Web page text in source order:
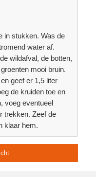
in stukken. Was de
water af.
wildafval, de botten,
mooi bruin.
geef er 1,5 liter
de kruiden toe en
voeg eventueel
trekken. Zeef de
klaar hem.